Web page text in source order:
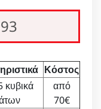
Κόστος
κυβικά
από
70€